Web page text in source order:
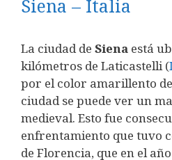
Siena – Italia
La ciudad de Siena está
kilómetros de Laticastelli (
por el color amarillento de
ciudad se puede ver un
medieval. Esto fue
enfrentamiento que tuvo
de Florencia, que en el